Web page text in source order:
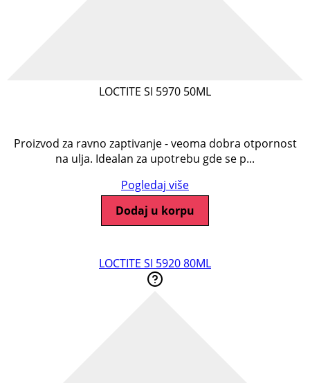
LOCTITE SI 5970 50ML
Proizvod za ravno zaptivanje - veoma dobra otpornost
na ulja. Idealan za upotrebu gde se p...
Pogledaj više
Dodaj u korpu
LOCTITE SI 5920 80ML